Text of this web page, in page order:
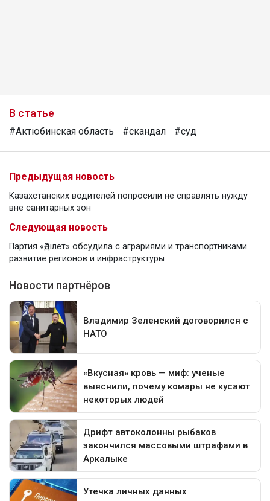
В статье
#Актюбинская область #скандал #суд
Предыдущая новость
Казахстанских водителей попросили не справлять нужду
вне санитарных зон
Следующая новость
Партия «Әділет» обсудила с аграриями и транспортниками
развитие регионов и инфраструктуры